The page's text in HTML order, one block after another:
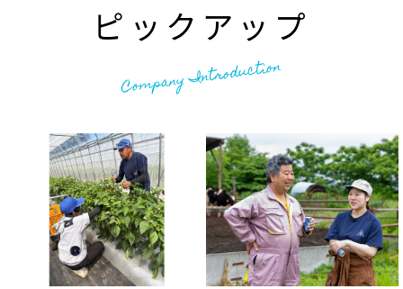
ピックアップ
Company Introduction